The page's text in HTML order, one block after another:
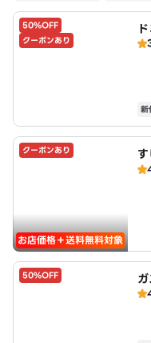
50%OFF
クーポンあり
新
クーポンあり
お店価格＋送料無料対象
50%OFF